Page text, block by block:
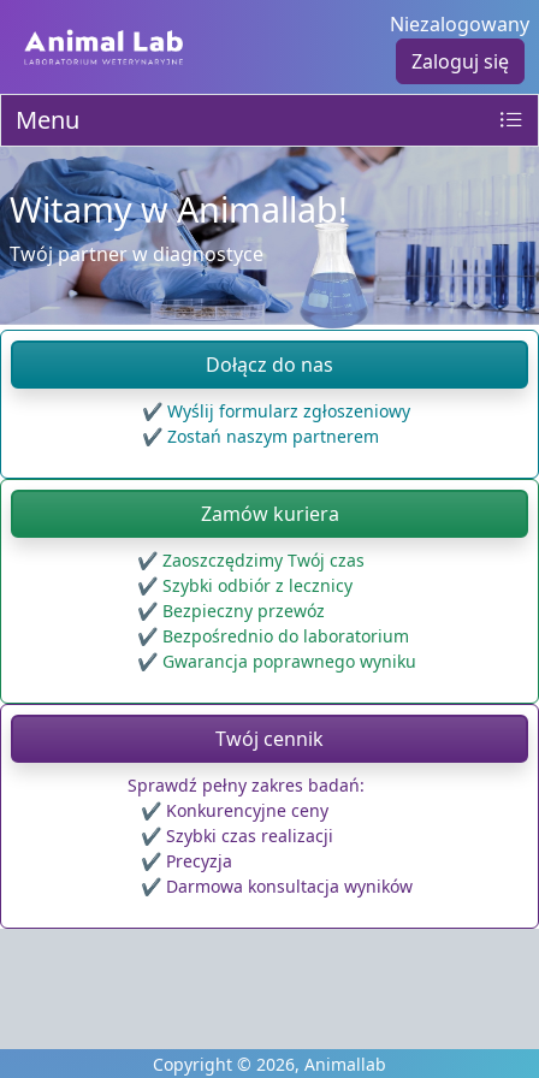
Niezalogowany
Zaloguj się
Menu
Witamy w Animallab!
Twój partner w diagnostyce
Dołącz do nas
Wyślij formularz zgłoszeniowy
Zostań naszym partnerem
Zamów kuriera
Zaoszczędzimy Twój czas
Szybki odbiór z lecznicy
Bezpieczny przewóz
Bezpośrednio do laboratorium
Gwarancja poprawnego wyniku
Twój cennik
Sprawdź pełny zakres badań:
Konkurencyjne ceny
Szybki czas realizacji
Precyzja
Darmowa konsultacja wyników
Copyright © 2026, Animallab